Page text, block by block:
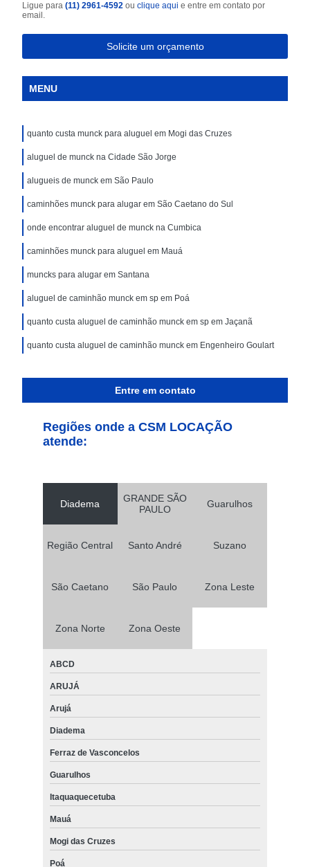
Ligue para(11) 2961-4592ouclique aqui e entre em contato por
email.
Solicite um orçamento
MENU
quanto custa munck para aluguel em Mogi das Cruzes
aluguel de munck na Cidade São Jorge
alugueis de munck em São Paulo
caminhões munck para alugar em São Caetano do Sul
onde encontrar aluguel de munck na Cumbica
caminhões munck para aluguel em Mauá
muncks para alugar em Santana
aluguel de caminhão munck em sp em Poá
quanto custa aluguel de caminhão munck em sp em Jaçanã
quanto custa aluguel de caminhão munck em Engenheiro Goulart
Entre em contato
Regiões onde a CSM LOCAÇÃO
atende:
Diadema
GRANDE SÃO
PAULO
Guarulhos
Região Central Santo André Suzano
São Caetano São Paulo Zona Leste
Zona Norte Zona Oeste
ABCD
ARUJÁ
Arujá
Diadema
Ferraz de Vasconcelos
Guarulhos
Itaquaquecetuba
Mauá
Mogi das Cruzes
Poá